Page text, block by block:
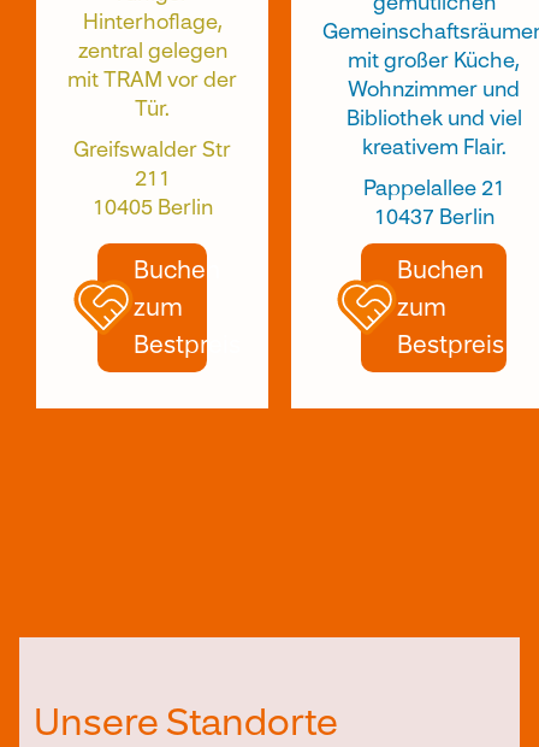
Hinterhoflage,
zentral gelegen
mit TRAM vor der
Tür.
Greifswalder Str
211
10405 Berlin
Buchen
zum
Bestpreis
mit großer Küche,
Wohnzimmer und
Bibliothek und viel
kreativem Flair.
Pappelallee 21
10437 Berlin
Buchen
zum
Bestpreis
Unsere Standorte